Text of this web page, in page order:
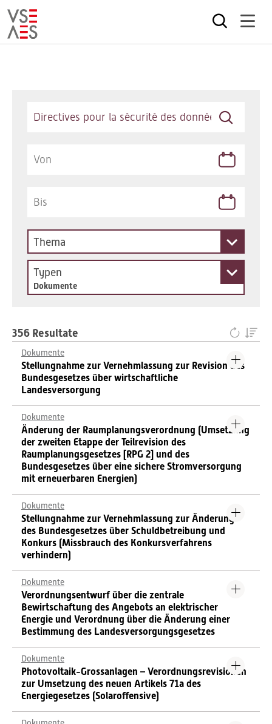
Thema
Typen
Dokumente
356 Resultate
Dokumente
Stellungnahme zur Vernehmlassung zur Revision des
Bundesgesetzes über wirtschaftliche
Landesversorgung
Dokumente
Änderung der Raumplanungsverordnung (Umsetzung
der zweiten Etappe der Teilrevision des
Raumplanungsgesetzes [RPG 2] und des
Bundesgesetzes über eine sichere Stromversorgung
mit erneuerbaren Energien)
Dokumente
Stellungnahme zur Vernehmlassung zur Änderung
des Bundesgesetzes über Schuldbetreibung und
Konkurs (Missbrauch des Konkursverfahrens
verhindern)
Dokumente
Verordnungsentwurf über die zentrale
Bewirtschaftung des Angebots an elektrischer
Energie und Verordnung über die Änderung einer
Bestimmung des Landesversorgungsgesetzes
Dokumente
Photovoltaik-Grossanlagen – Verordnungsrevisionen
zur Umsetzung des neuen Artikels 71a des
Energiegesetzes (Solaroffensive)